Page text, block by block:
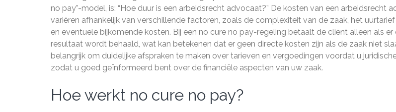
no pay”-model, is: “Hoe duur is een arbeidsrecht advocaat?” De kosten van een arbeidsrecht
variëren afhankelijk van verschillende factoren, zoals de complexiteit van de zaak, het
en eventuele bijkomende kosten. Bij een no cure no pay-regeling betaalt de cliënt alleen als
resultaat wordt behaald, wat kan betekenen dat er geen directe kosten zijn als de zaak niet
belangrijk om duidelijke afspraken te maken over tarieven en vergoedingen voordat u
zodat u goed geïnformeerd bent over de financiële aspecten van uw zaak.
Hoe werkt no cure no pay?